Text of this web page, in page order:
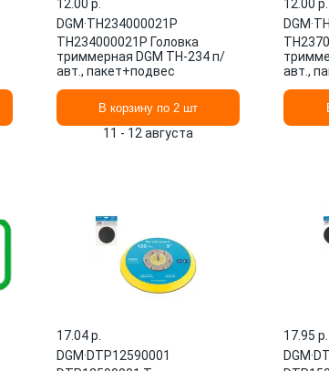
12.00 p.
DGM·TH234000021P
TH234000021P Головка
триммерная DGM TH-234 п/
авт., пакет+подвес
В корзину по 2 шт
11 - 12 августа
12.00 p.
DGM·
авт.,
17.04 p.
DGM·DTP12590001
17.95 p.
DGM·